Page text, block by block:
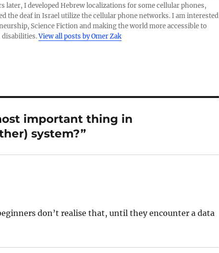
later, I developed Hebrew localizations for some cellular phones,
the deaf in Israel utilize the cellular phone networks. I am interested
Science Fiction and making the world more accessible to
disabilities.View all posts by Omer Zak
important thing in
system?”
don’t realise that, until they encounter a data